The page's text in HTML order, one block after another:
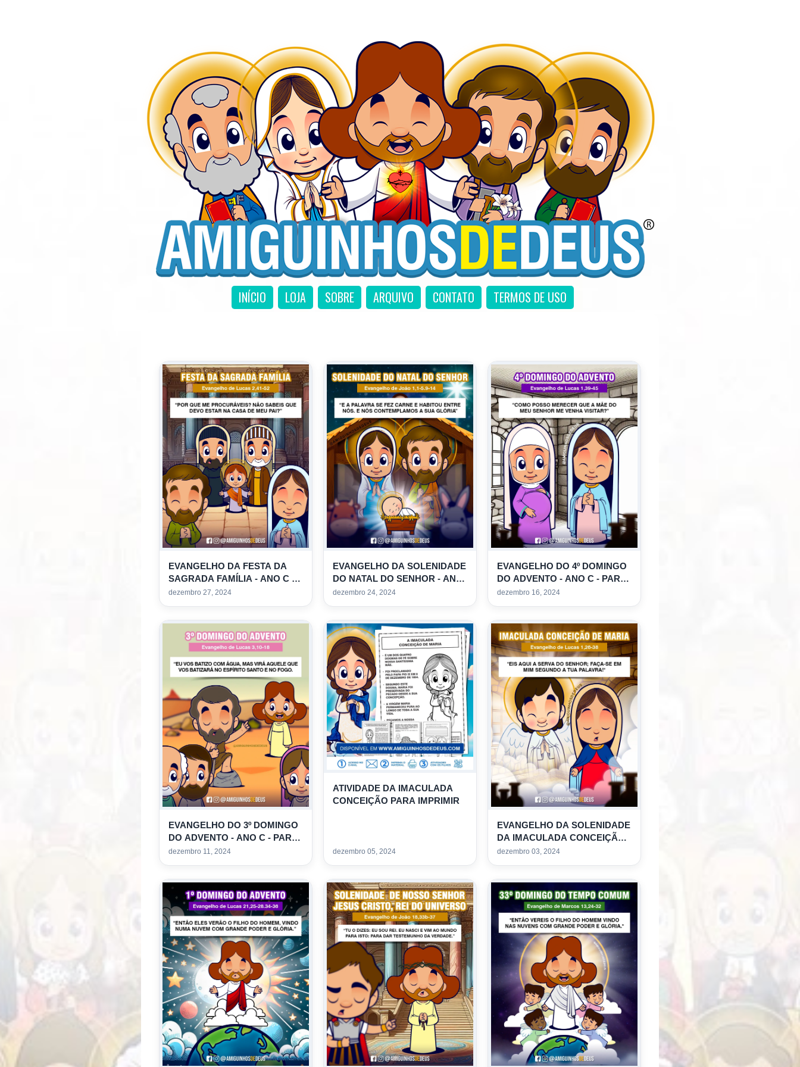
INÍCIO LOJA SOBRE ARQUIVO CONTATO TERMOS DE USO
EVANGELHO DA FESTA DA
SAGRADA FAMÍLIA - ANO C -
PARA COLORIR
dezembro 27, 2024
EVANGELHO DA SOLENIDADE
DO NATAL DO SENHOR - ANO
C - PARA COLORIR
dezembro 24, 2024
EVANGELHO DO 4º DOMINGO
DO ADVENTO - ANO C - PARA
COLORIR
dezembro 16, 2024
EVANGELHO DO 3º DOMINGO
DO ADVENTO - ANO C - PARA
COLORIR
dezembro 11, 2024
ATIVIDADE DA IMACULADA
CONCEIÇÃO PARA IMPRIMIR
dezembro 05, 2024
EVANGELHO DA SOLENIDADE
DA IMACULADA CONCEIÇÃO -
PARA COLORIR
dezembro 03, 2024